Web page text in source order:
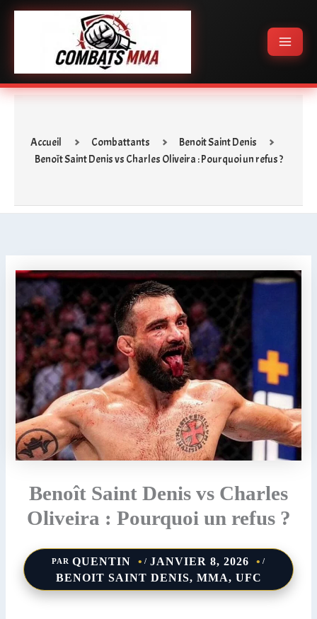
Aller
Menu
Accueil Combattants
Benoit Saint Denis
Benoît Saint Denis vs Charles Oliveira : Pourquoi un refus ?
Benoît Saint Denis vs Charles
Oliveira : Pourquoi un refus ?
PAR QUENTIN / JANVIER 8, 2026 /
BENOIT SAINT DENIS, MMA, UFC